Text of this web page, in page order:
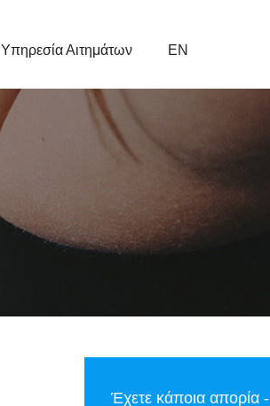
Υπηρεσία Αιτημάτων EN
Έχετε κάποια απορία -